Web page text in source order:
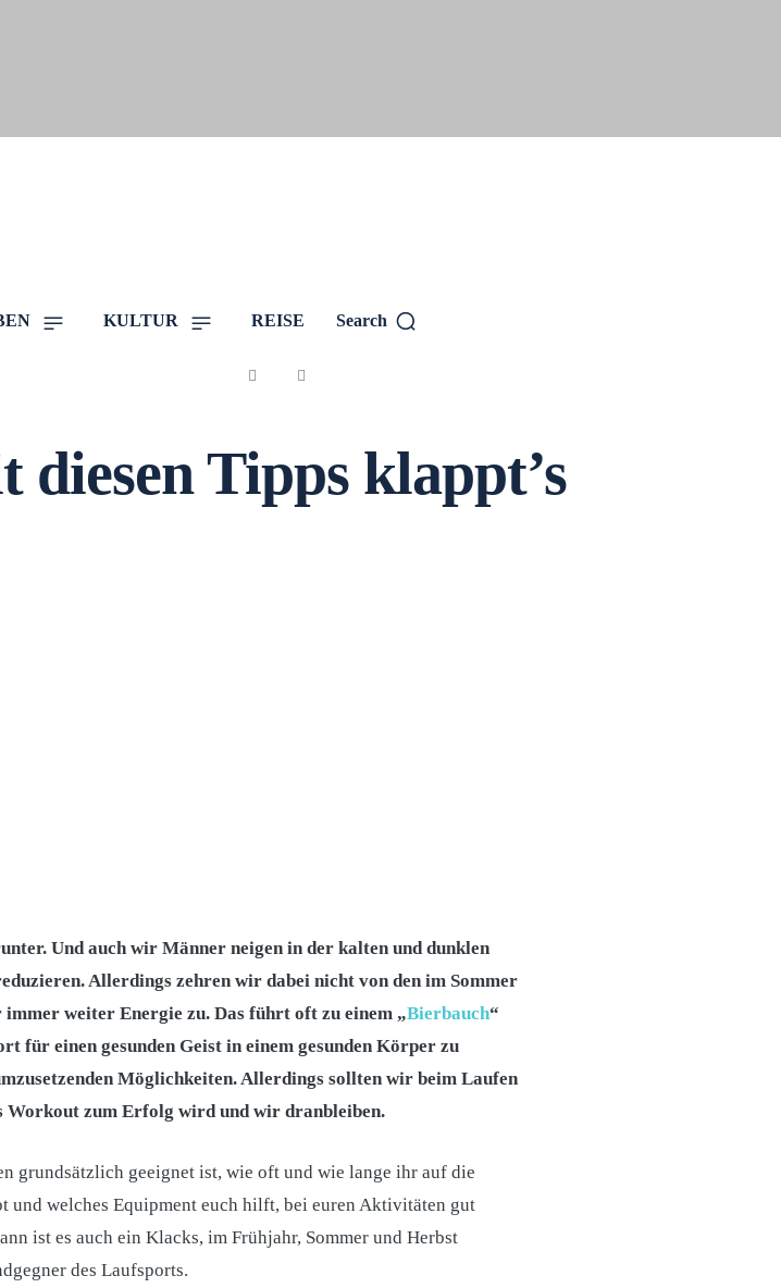
KULTUR REISE Search
Tipps klappt’s
Und auch wir Männer neigen in der kalten und dunklen
Allerdings zehren wir dabei nicht von den im Sommer
weiter Energie zu. Das führt oft zu einem „Bierbauch“
für einen gesunden Geist in einem gesunden Körper zu
Möglichkeiten. Allerdings sollten wir beim Laufen
Workout zum Erfolg wird und wir dranbleiben.
grundsätzlich geeignet ist, wie oft und wie lange ihr auf die
und welches Equipment euch hilft, bei euren Aktivitäten gut
ist es auch ein Klacks, im Frühjahr, Sommer und Herbst
des Laufsports.